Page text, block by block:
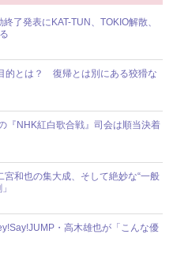
了発表にKAT-TUN、TOKIO解散、
的とは？ 復帰とは別にある狡猾な
NHK紅白歌合戦』司会は順当決着
宮和也の集大成、そして絶妙な“一般
・高木雄也が「こんな優